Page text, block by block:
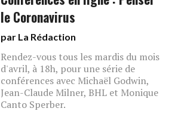
le Coronavirus
par La Rédaction
Rendez-vous tous les mardis du mois
d'avril, à 18h, pour une série de
conférences avec Michaël Godwin,
Jean-Claude Milner, BHL et Monique
Canto Sperber.